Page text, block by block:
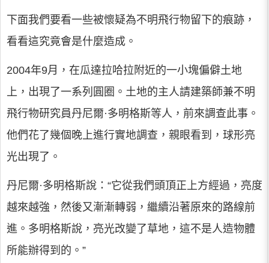
下面我們要看一些被懷疑為不明飛行物留下的痕跡，
看看這究竟會是什麼造成。
2004年9月，在瓜達拉哈拉附近的一小塊偏僻土地
上，出現了一系列圓圈。土地的主人請建築師兼不明
飛行物研究員丹尼爾·多明格斯等人，前來調查此事。
他們花了幾個晚上進行實地調查，親眼看到，球形亮
光出現了。
丹尼爾·多明格斯說：“它從我們頭頂正上方經過，亮度
越來越強，然後又漸漸轉弱，繼續沿著原來的路線前
進。多明格斯說，亮光改變了草地，這不是人造物體
所能辦得到的。”